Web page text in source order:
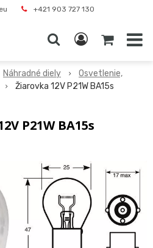
+421 903 727 130
Náhradné diely
Osvetlenie,
Žiarovka 12V P21W BA15s
P21W BA15s